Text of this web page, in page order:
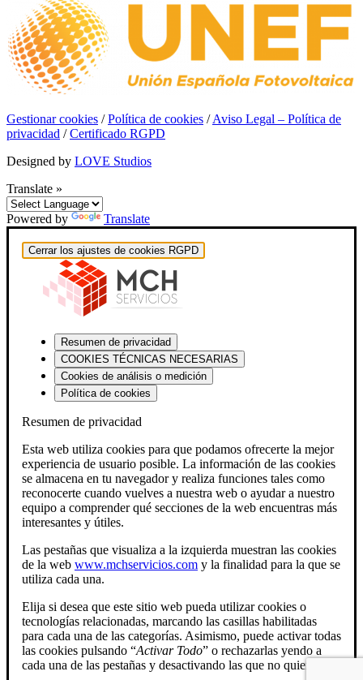
Gestionar cookies /Política de cookies /Aviso Legal – Política de
privacidad /Certificado RGPD
Designed by LOVE Studios
Translate »
Powered by Translate
Cerrar los ajustes de cookies RGPD
Resumen de privacidad
COOKIES TÉCNICAS NECESARIAS
Cookies de análisis o medición
Política de cookies
Resumen de privacidad
Esta web utiliza cookies para que podamos ofrecerte la mejor
experiencia de usuario posible. La información de las cookies
se almacena en tu navegador y realiza funciones tales como
reconocerte cuando vuelves a nuestra web o ayudar a nuestro
equipo a comprender qué secciones de la web encuentras más
interesantes y útiles.
Las pestañas que visualiza a la izquierda muestran las cookies
de la web www.mchservicios.com y la finalidad para la que se
utiliza cada una.
Elija si desea que este sitio web pueda utilizar cookies o
tecnologías relacionadas, marcando las casillas habilitadas
para cada una de las categorías. Asimismo, puede activar todas
las cookies pulsando “Activar Todo” o rechazarlas yendo a
cada una de las pestañas y desactivando las que no quiera.